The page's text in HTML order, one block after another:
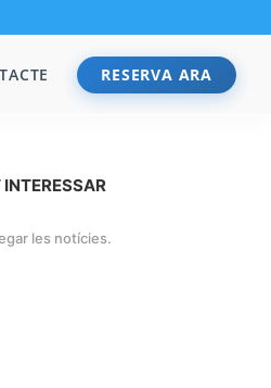
RESERVA ARA
les notícies.